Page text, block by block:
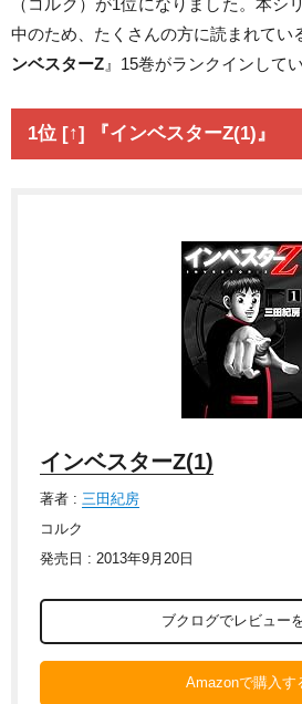
（コルク）が1位になりました。本シ
中のため、たくさんの方に読まれてい
ンベスターZ』15巻がランクインして
1位 [↑] 『インベスターZ(1)』
インベスターZ(1)
著者 : 三田紀房
コルク
発売日 : 2013年9月20日
ブクログでレビュー
Amazonで購入す